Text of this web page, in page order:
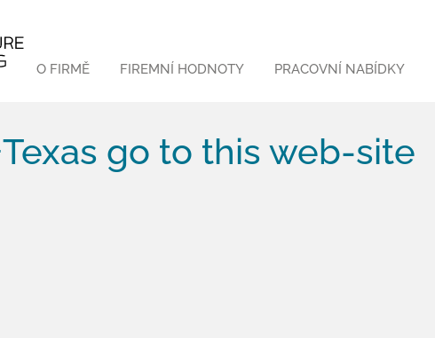
O FIRMĚ FIREMNÍ HODNOTY PRACOVNÍ NABÍDKY
go to this web-site